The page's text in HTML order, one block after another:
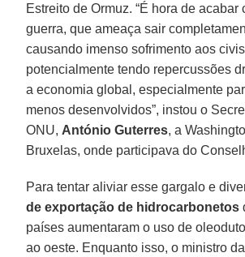
Estreito de Ormuz. “É hora de acabar
guerra, que ameaça sair
causando imenso sofrimento aos
potencialmente tendo repercussões
a economia global, especialmente
menos desenvolvidos”, instou o
ONU, António Guterres, a
Bruxelas, onde participava do
Para tentar aliviar esse gargalo e
de exportação de hidrocarbonetos
países aumentaram o uso de
ao oeste. Enquanto isso, o ministro